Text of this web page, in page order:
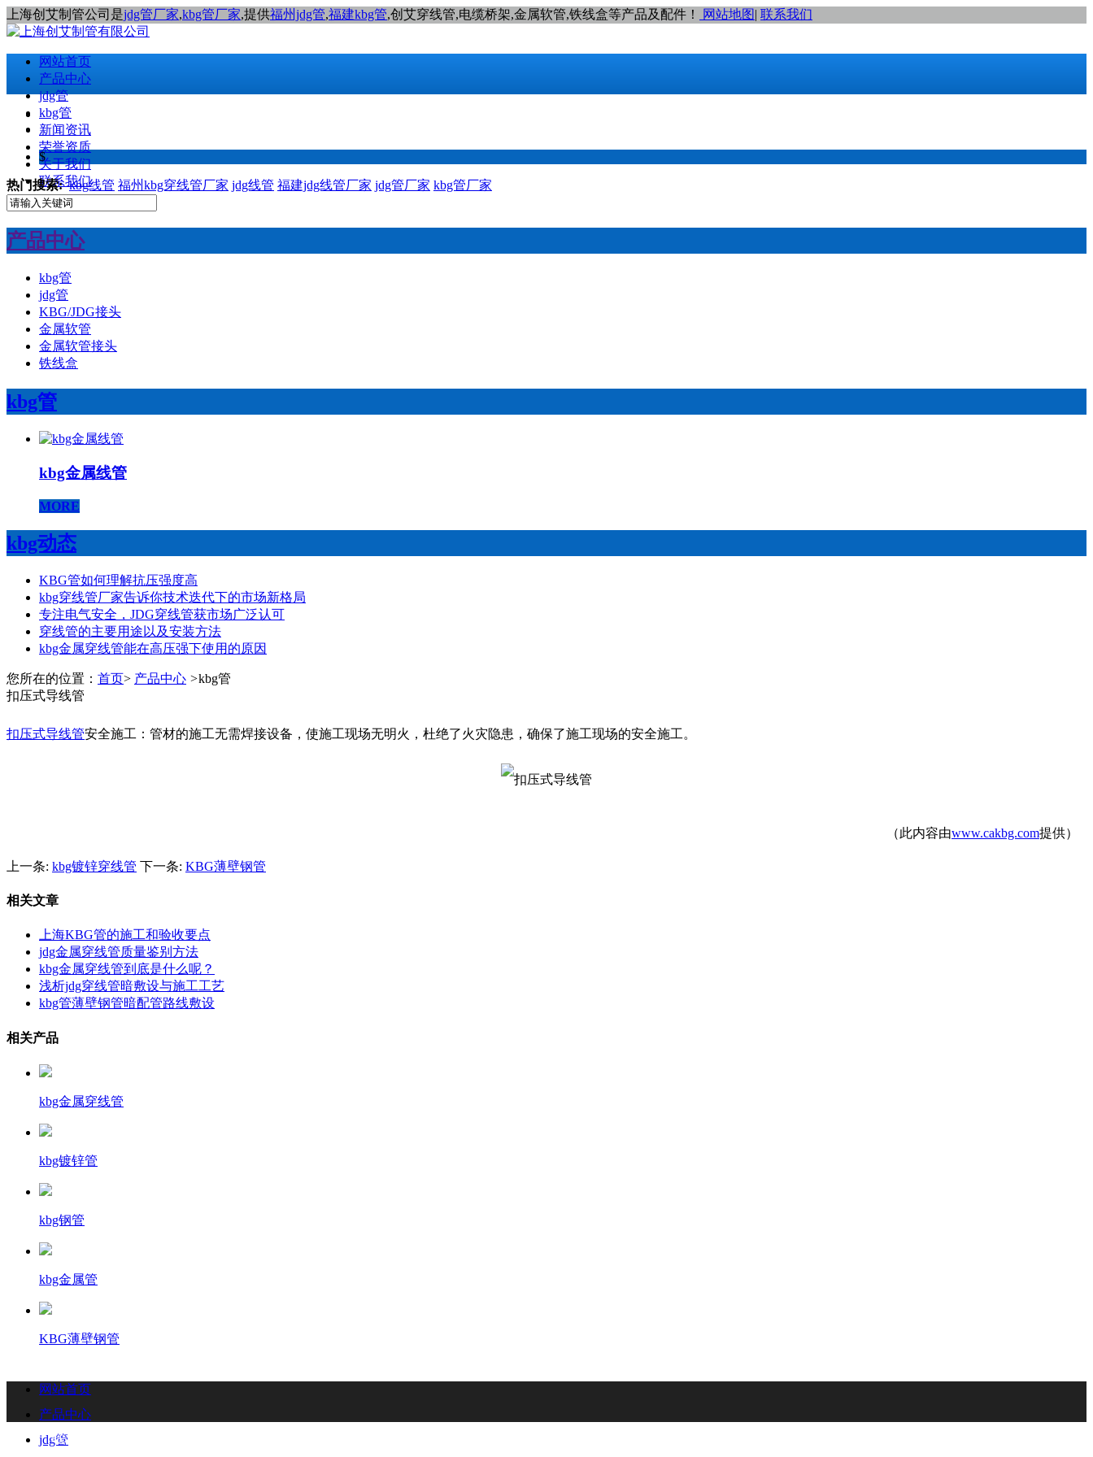
上海创艾制管公司是jdg管厂家,kbg管厂家,提供福州jdg管,福建kbg管,创艾穿线管,电缆桥架,金属软管,铁线盒等产品及配件！ 网站地图 | 联系我们
网站首页
产品中心
jdg管
kbg管
新闻资讯
荣誉资质
关于我们
联系我们
$
热门搜索: kbg线管 福州kbg穿线管厂家 jdg线管 福建jdg线管厂家 jdg管厂家 kbg管厂家
产品中心
kbg管
jdg管
KBG/JDG接头
金属软管
金属软管接头
铁线盒
kbg管
kbg金属线管
MORE
kbg动态
KBG管如何理解抗压强度高
kbg穿线管厂家告诉你技术迭代下的市场新格局
专注电气安全，JDG穿线管获市场广泛认可
穿线管的主要用途以及安装方法
kbg金属穿线管能在高压强下使用的原因
您所在的位置： 首页> 产品中心 >kbg管
扣压式导线管
扣压式导线管安全施工：管材的施工无需焊接设备，使施工现场无明火，杜绝了火灾隐患，确保了施工现场的安全施工。
（此内容由www.cakbg.com提供）
上一条: kbg镀锌穿线管 下一条: KBG薄壁钢管
相关文章
上海KBG管的施工和验收要点
jdg金属穿线管质量鉴别方法
kbg金属穿线管到底是什么呢？
浅析jdg穿线管暗敷设与施工工艺
kbg管薄壁钢管暗配管路线敷设
相关产品
kbg金属穿线管
kbg镀锌管
kbg钢管
kbg金属管
KBG薄壁钢管
网站首页
产品中心
jdg管
联系我们